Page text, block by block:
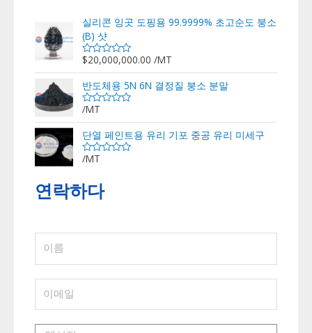
실리콘 잉곳 도핑용 99.9999% 초고순도 붕소
(B) 샷
5
중
에
서
0
로
평
가
됨
$20,000,000.00 /MT
반도체용 5N 6N 결정질 붕소 분말
5
중
에
서
0
로
평
됨
/MT
단열 페인트용 유리 기포 중공 유리 미세구
5
서
0
됨
/MT
연락하다